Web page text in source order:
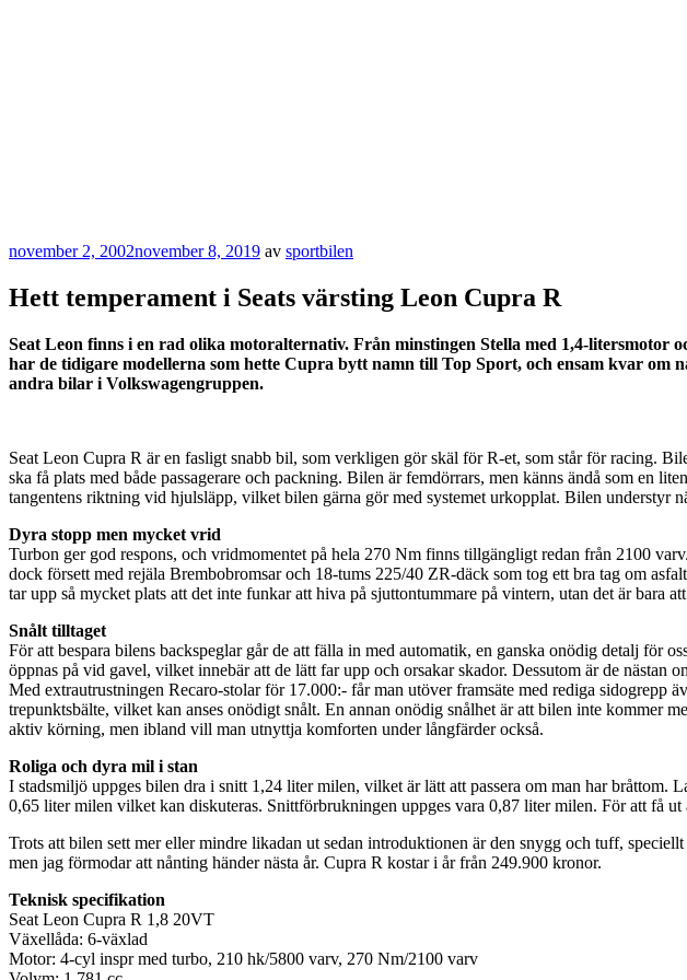
Publicerat
november 2, 2002november 8, 2019 av sportbilen
Hett temperament i Seats värsting Leon Cupra R
Seat Leon finns i en rad olika motoralternativ. Från minstingen Stella med 1,4-
har de tidigare modellerna som hette Cupra bytt namn till Top Sport, och ensam kvar
andra bilar i Volkswagengruppen.
Seat Leon Cupra R är en fasligt snabb bil, som verkligen gör skäl för R-et, som står för racing.
ska få plats med både passagerare och packning. Bilen är femdörrars, men känns ändå som en
tangentens riktning vid hjulsläpp, vilket bilen gärna gör med systemet urkopplat. Bilen understyr
Dyra stopp men mycket vrid
Turbon ger god respons, och vridmomentet på hela 270 Nm finns tillgängligt redan från 2100
dock försett med rejäla Brembobromsar och 18-tums 225/40 ZR-däck som tog ett bra tag om
tar upp så mycket plats att det inte funkar att hiva på sjuttontummare på vintern, utan det är bara
Snålt tilltaget
För att bespara bilens backspeglar går de att fälla in med automatik, en ganska onödig detalj för
öppnas på vid gavel, vilket innebär att de lätt far upp och orsakar skador. Dessutom är de nästan
Med extrautrustningen Recaro-stolar för 17.000:- får man utöver framsäte med rediga sidogrepp
trepunktsbälte, vilket kan anses onödigt snålt. En annan onödig snålhet är att bilen inte kommer
aktiv körning, men ibland vill man utnyttja komforten under långfärder också.
Roliga och dyra mil i stan
I stadsmiljö uppges bilen dra i snitt 1,24 liter milen, vilket är lätt att passera om man har
0,65 liter milen vilket kan diskuteras. Snittförbrukningen uppges vara 0,87 liter milen. För att få
Trots att bilen sett mer eller mindre likadan ut sedan introduktionen är den snygg och tuff,
men jag förmodar att nånting händer nästa år. Cupra R kostar i år från 249.900 kronor.
Teknisk specifikation
Seat Leon Cupra R 1,8 20VT
Växellåda: 6-växlad
Motor: 4-cyl inspr med turbo, 210 hk/5800 varv, 270 Nm/2100 varv